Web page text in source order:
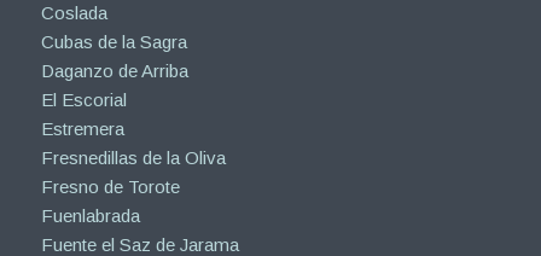
Coslada
Cubas de la Sagra
Daganzo de Arriba
El Escorial
Estremera
Fresnedillas de la Oliva
Fresno de Torote
Fuenlabrada
Fuente el Saz de Jarama